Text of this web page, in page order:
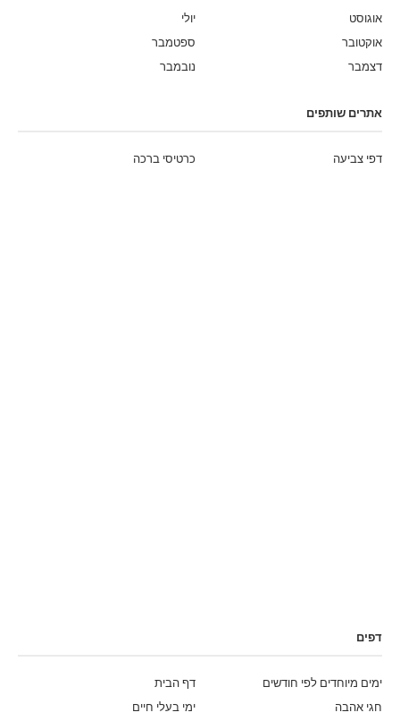
יולי
אוגוסט
ספטמבר
אוקטובר
נובמבר
דצמבר
אתרים שותפים
כרטיסי ברכה דפי צביעה
דפים
דף הבית
ימים מיוחדים לפי חודשים
ימי בעלי חיים
חגי אהבה